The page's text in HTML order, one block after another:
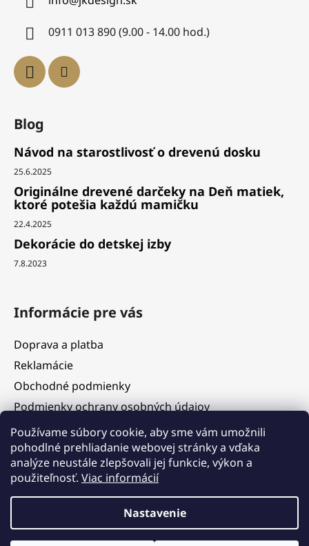
Používame súbory cookie, aby sme vám umožnili
pohodlné prehliadanie webovej stránky a vďaka
analýze neustále zlepšovali jej funkcie, výkon a
použiteľnosť. Viac informácií
Nastavenie
dovolenku. V tomto období budú objednávky prijímané, ich
expedícia však bude dočasne pozastavená. Postupné
vybavovanie a odosielanie objednávok začneme od 12. 8. 2026 v
0911 013 890 (9.00 - 14.00 hod.)
Blog
Návod na starostlivosť o drevenú dosku
25.6.2025
Originálne drevené darčeky na Deň matiek,
ktoré potešia každú mamičku
22.4.2025
Dekorácie do detskej izby
7.8.2023
Informácie pre vás
Doprava a platba
Reklamácie
Obchodné podmienky
Podmienky ochrany osobných údajov
Služby
Hodnotenie obchodu
Blog